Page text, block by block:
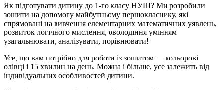
Як підготувати дитину до 1-го класу НУШ? Ми розробили
зошити на допомогу майбутньому першокласнику, які
спрямовані на вивчення елементарних математичних уявлень,
розвиток логічного мислення, оволодіння умінням
узагальнювати, аналізувати, порівнювати!
Усе, що вам потрібно для роботи із зошитом — кольорові
олівці і 15 хвилин на день. Можна і більше, усе залежить від
індивідуальних особливостей дитини.